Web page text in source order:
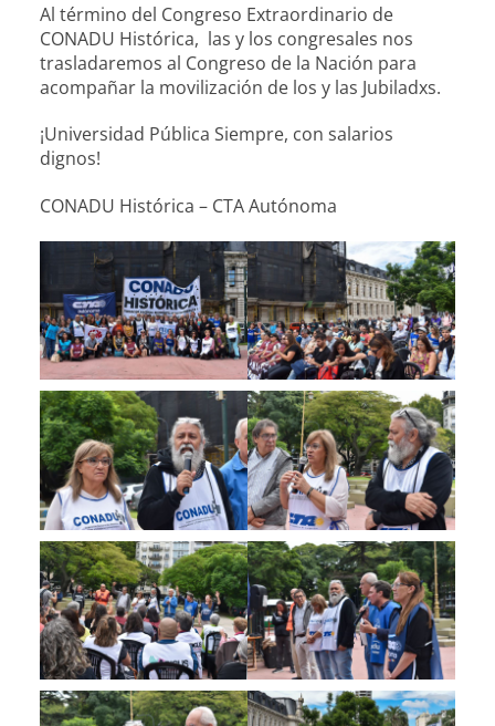
Al término del Congreso Extraordinario de
CONADU Histórica, las y los congresales nos
trasladaremos al Congreso de la Nación para
acompañar la movilización de los y las Jubiladxs.
¡Universidad Pública Siempre, con salarios
dignos!
CONADU Histórica – CTA Autónoma